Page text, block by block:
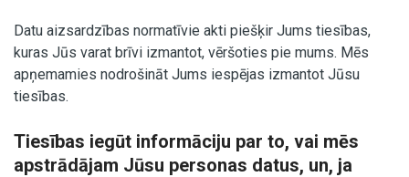
Datu aizsardzības normatīvie akti piešķir Jums tiesības,
kuras Jūs varat brīvi izmantot, vēršoties pie mums. Mēs
apņemamies nodrošināt Jums iespējas izmantot Jūsu
tiesības.
Tiesības iegūt informāciju par to, vai mēs
apstrādājam Jūsu personas datus, un, ja